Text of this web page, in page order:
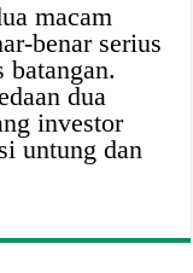
macam
benar serius
batangan.
dua
investor
untung dan